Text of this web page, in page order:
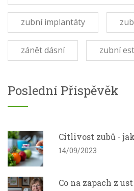
zubní implantáty
zánět dásní zubní
Poslední Příspěvěk
Citlivost zubů -
14/09/2023
Co na zapach z